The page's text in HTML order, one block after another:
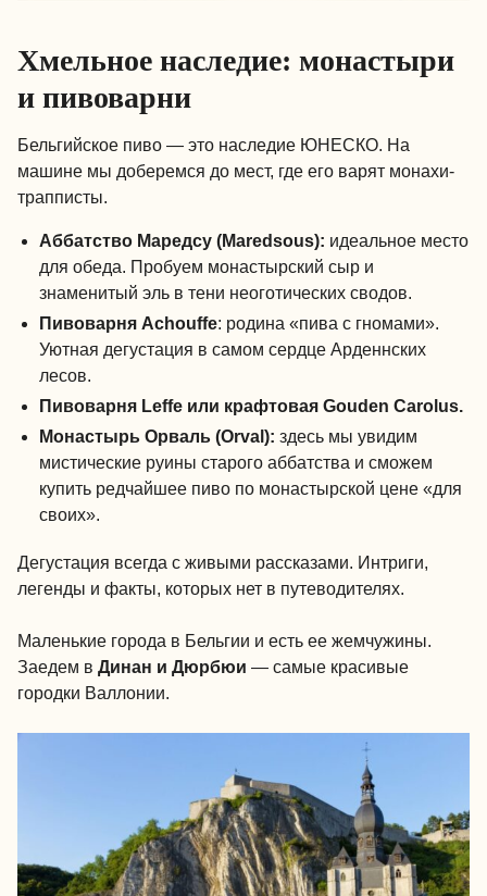
Хмельное наследие: монастыри
и пивоварни
Бельгийское пиво — это наследие ЮНЕСКО. На
машине мы доберемся до мест, где его варят монахи-
трапписты.
Аббатство Маредсу (Maredsous): идеальное место
для обеда. Пробуем монастырский сыр и
знаменитый эль в тени неоготических сводов.
Пивоварня Achouffe: родина «пива с гномами».
Уютная дегустация в самом сердце Арденнских
лесов.
Пивоварня Leffe или крафтовая Gouden Carolus.
Монастырь Орваль (Orval): здесь мы увидим
мистические руины старого аббатства и сможем
купить редчайшее пиво по монастырской цене «для
своих».
Дегустация всегда с живыми рассказами. Интриги,
легенды и факты, которых нет в путеводителях.
Маленькие города в Бельгии и есть ее жемчужины.
Заедем в Динан и Дюрбюи — самые красивые
городки Валлонии.